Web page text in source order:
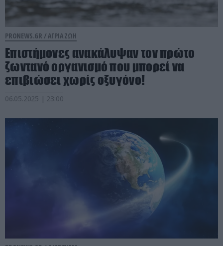
PRONEWS.GR / ΑΓΡΙΑ ΖΩΗ
Επιστήμονες ανακάλυψαν τον πρώτο
ζωντανό οργανισμό που μπορεί να
επιβιώσει χωρίς οξυγόνο!
06.05.2025 | 23:00
PRONEWS.GR /ΔΙΑΣΤΗΜΑ